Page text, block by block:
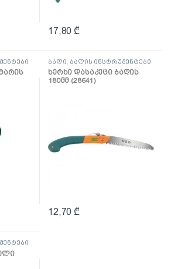
17,80 ₾
ბაღი ბაღის ინსტრუმენტები
ხერხი დასაკეცი ბაღის
180მმ (28641)
12,70₾